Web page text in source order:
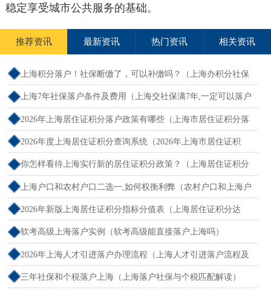
稳定享受城市公共服务的基础。
推荐资讯 最新资讯 热门资讯 相关资讯
上海积分落户！社保断缴了，可以补缴吗？（上海办积分社保
断交需要重新计算吗）
上海7年社保落户条件及费用（上海交社保满7年,一定可以落户
吗？）
2026年上海居住证积分落户政策有哪些（上海市居住证积分落
户政策2026年）
2026年度上海居住证积分查询系统（2026年上海市居住证积
分）
你怎样看待上海实行新的居住证积分政策？（上海居住证积分
新规）
上海户口和农村户口二选一,如何权衡利弊（农村户口和上海户
口哪个值钱）
2026年新版上海居住证积分指标分值表（上海居住证积分达
标）
软考高级上海落户实例（软考高级能直接落户上海吗）
2026年上海人才引进落户办理流程（上海人才引进落户流程及
所需时间）
三年社保和个税落户上海（上海落户社保与个税匹配解读）